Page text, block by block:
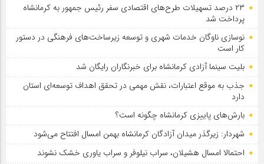
۲۳ درصد تسهیلات طرح‌های اقتصادی سفر رئیس جمهور به کرمانشاه
پرداخت شد
نوسازی ناوگان خدمات شهری و توسعه زیرساخت‌های فرهنگی در دستور
کار است
بلیت سینما آزادی کرمانشاه برای خبرنگاران رایگان شد
جذب به موقع اعتبارات، نقش مهمی در تحقق اهداف توسعه‌ای استان
دارد
بارش‌های پاییزی کرمانشاه چگونه است؟
شهردار: زیرگذر میدان آزادگان کرمانشاه بهمن امسال افتتاح می‌شود
احتمالا امسال هشیلان، سراب نیلوفر و سراب یاوری خشک نشوند